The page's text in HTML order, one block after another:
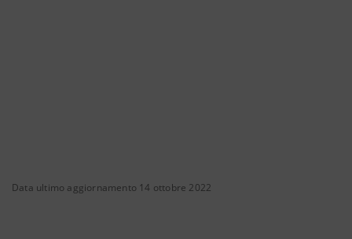
Data ultimo aggiornamento 14 ottobre 2022